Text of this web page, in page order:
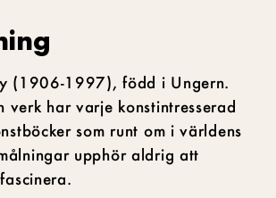
(1906-1997), född i Ungern.
verk har varje konstintresserad
som runt om i världens
upphör aldrig att